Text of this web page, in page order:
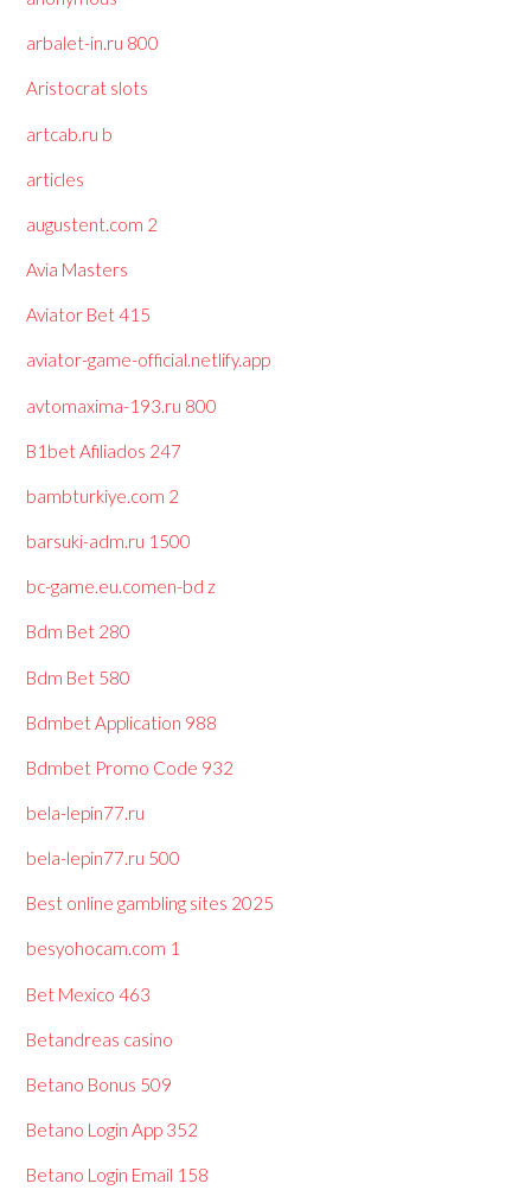
arbalet-in.ru 800
Aristocrat slots
artcab.ru b
articles
augustent.com 2
Avia Masters
Aviator Bet 415
aviator-game-official.netlify.app
avtomaxima-193.ru 800
B1bet Afiliados 247
bambturkiye.com 2
barsuki-adm.ru 1500
bc-game.eu.comen-bd z
Bdm Bet 280
Bdm Bet 580
Bdmbet Application 988
Bdmbet Promo Code 932
bela-lepin77.ru
bela-lepin77.ru 500
Best online gambling sites 2025
besyohocam.com 1
Bet Mexico 463
Betandreas casino
Betano Bonus 509
Betano Login App 352
Betano Login Email 158